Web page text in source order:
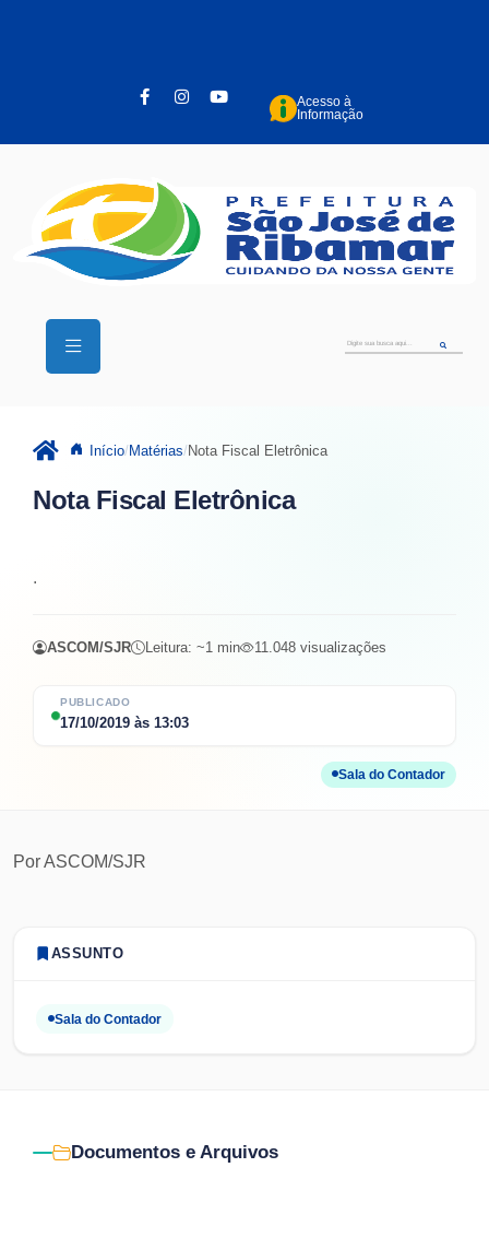
Acesso à
Informação
Início Matérias Nota Fiscal Eletrônica
Nota Fiscal Eletrônica
PUBLICADO
17/10/2019 às 13:03
Sala do Contador
.
ASCOM/SJR Leitura: ~1 min 11.048 visualizações
PorASCOM/SJR
ASSUNTO
Sala do Contador
Documentos e Arquivos